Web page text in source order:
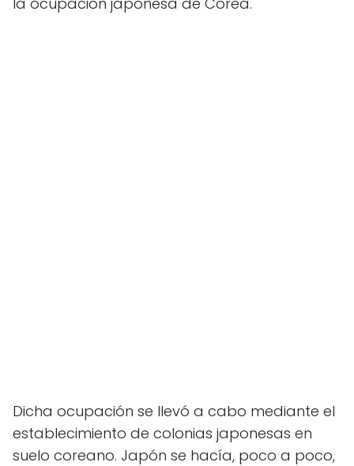
Dicha ocupación se llevó a cabo mediante el
establecimiento de colonias japonesas en
suelo coreano. Japón se hacía, poco a poco,